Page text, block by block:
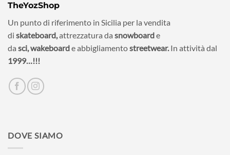
TheYozShop
Un punto di riferimento in Sicilia per la vendita
di skateboard,attrezzatura da snowboarde
da sci,wakeboarde abbigliamentostreetwear.In attività dal
1999…!!!
DOVE SIAMO